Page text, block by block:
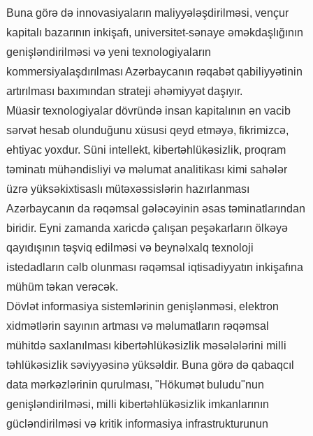
Buna görə də innovasiyaların maliyyələşdirilməsi, vençur
kapitalı bazarının inkişafı, universitet-sənaye əməkdaşlığının
genişləndirilməsi və yeni texnologiyaların
kommersiyalaşdırılması Azərbaycanın rəqabət qabiliyyətinin
artırılması baxımından strateji əhəmiyyət daşıyır.
Müasir texnologiyalar dövründə insan kapitalının ən vacib
sərvət hesab olunduğunu xüsusi qeyd etməyə, fikrimizcə,
ehtiyac yoxdur. Süni intellekt, kibertəhlükəsizlik, proqram
təminatı mühəndisliyi və məlumat analitikası kimi sahələr
üzrə yüksəkixtisaslı mütəxəssislərin hazırlanması
Azərbaycanın da rəqəmsal gələcəyinin əsas təminatlarından
biridir. Eyni zamanda xaricdə çalışan peşəkarların ölkəyə
qayıdışının təşviq edilməsi və beynəlxalq texnoloji
istedadların cəlb olunması rəqəmsal iqtisadiyyatın inkişafına
mühüm təkan verəcək.
Dövlət informasiya sistemlərinin genişlənməsi, elektron
xidmətlərin sayının artması və məlumatların rəqəmsal
mühitdə saxlanılması kibertəhlükəsizlik məsələlərini milli
təhlükəsizlik səviyyəsinə yüksəldir. Buna görə də qabaqcıl
data mərkəzlərinin qurulması, "Hökumət buludu"nun
genişləndirilməsi, milli kibertəhlükəsizlik imkanlarının
gücləndirilməsi və kritik informasiya infrastrukturunun